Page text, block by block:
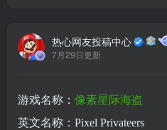
热心网友投稿中心
7月29日更新
游戏名称： 像素星际海盗
英文名称：Pixel Privateers